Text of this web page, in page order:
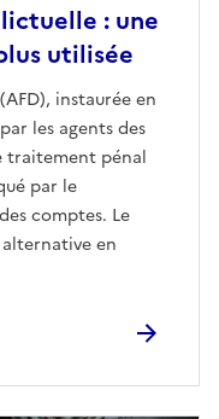
: une
utilisée
instaurée en
les agents des
traitement pénal
par le
comptes. Le
en